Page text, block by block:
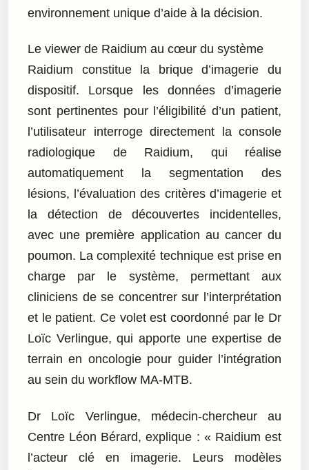
environnement unique d’aide à la décision.
Le viewer de Raidium au cœur du système
Raidium constitue la brique d’imagerie du
dispositif. Lorsque les données d’imagerie
sont pertinentes pour l’éligibilité d’un patient,
l’utilisateur interroge directement la console
radiologique de Raidium, qui réalise
automatiquement la segmentation des
lésions, l’évaluation des critères d’imagerie et
la détection de découvertes incidentelles,
avec une première application au cancer du
poumon. La complexité technique est prise en
charge par le système, permettant aux
cliniciens de se concentrer sur l’interprétation
et le patient. Ce volet est coordonné par le Dr
Loïc Verlingue, qui apporte une expertise de
terrain en oncologie pour guider l’intégration
au sein du workflow MA-MTB.
Dr Loïc Verlingue, médecin-chercheur au
Centre Léon Bérard, explique : « Raidium est
l’acteur clé en imagerie. Leurs modèles